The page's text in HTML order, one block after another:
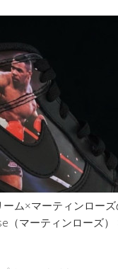
ム×マーティンロー
マーティンローズ）